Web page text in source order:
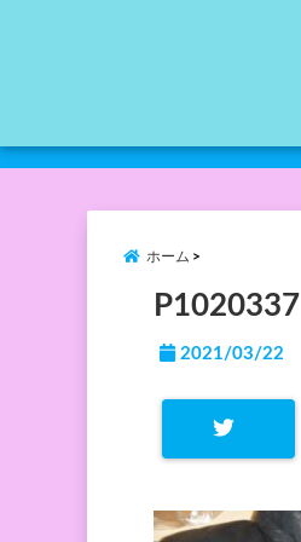
ホーム
P1020337
2021/03/22